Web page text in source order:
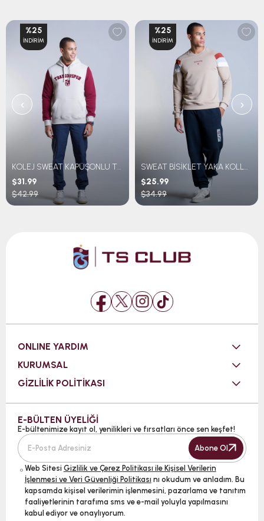
KOLEJ SWEAT KAPÜŞONLU TRABZONSPOR NAKIŞLI
$31.99
$42.99
%25
İNDIRIM
SWEAT BİSİKLET YAKA KOLLARI ÇİZGİLİ
$25.99
$34.99
%25
İNDIRIM
‹ ›
ONLINE YARDIM
KURUMSAL
GİZLİLİK POLİTİKASI
E-BÜLTEN ÜYELİĞİ
E-bültenimize kayıt ol, yenilikleri ve fırsatları önce sen keşfet!
Abone Ol
Web Sitesi Gizlilik ve Çerez Politikası ile Kişisel Verilerin
İşlenmesi ve Veri Güvenliği Politikası nı okudum ve anladım. Bu
kapsamda kişisel verilerimin işlenmesini, pazarlama ve tanıtım
faaliyetlerinin tarafıma sms ve e-mail yoluyla yapılmasını
kabul ediyor ve onaylıyorum.